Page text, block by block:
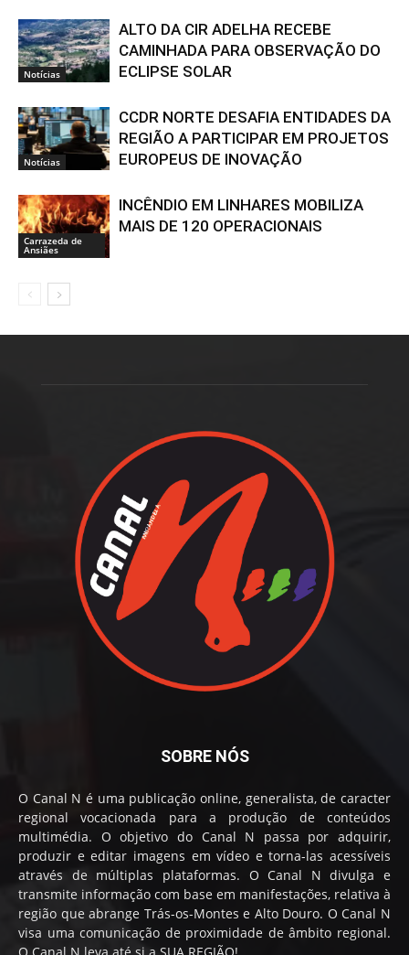
Notícias
ALTO DA CIR ADELHA RECEBE
CAMINHADA PARA OBSERVAÇÃO DO
ECLIPSE SOLAR
Notícias
CCDR NORTE DESAFIA ENTIDADES DA
REGIÃO A PARTICIPAR EM PROJETOS
EUROPEUS DE INOVAÇÃO
Carrazeda de
Ansiães
INCÊNDIO EM LINHARES MOBILIZA
MAIS DE 120 OPERACIONAIS
SOBRE NÓS
O Canal N é uma publicação online, generalista, de caracter
regional vocacionada para a produção de conteúdos
multimédia. O objetivo do Canal N passa por adquirir,
produzir e editar imagens em vídeo e torna-las acessíveis
através de múltiplas plataformas. O Canal N divulga e
transmite informação com base em manifestações, relativa à
região que abrange Trás-os-Montes e Alto Douro. O Canal N
visa uma comunicação de proximidade de âmbito regional.
O Canal N leva até si a SUA REGIÃO!